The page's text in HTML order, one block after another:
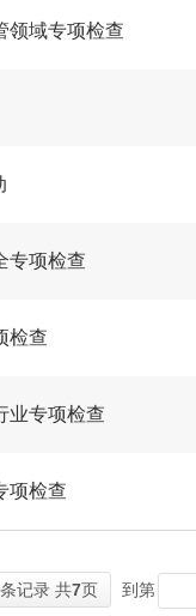
领域专项检查
专项检查
检查
业专项检查
项检查
记录 共7页 到第